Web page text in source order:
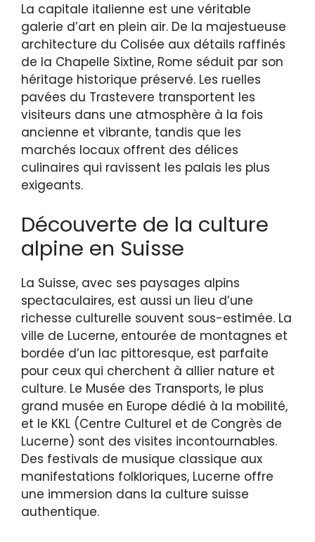
La capitale italienne est une véritable
galerie d’art en plein air. De la majestueuse
architecture du Colisée aux détails raffinés
de la Chapelle Sixtine, Rome séduit par son
héritage historique préservé. Les ruelles
pavées du Trastevere transportent les
visiteurs dans une atmosphère à la fois
ancienne et vibrante, tandis que les
marchés locaux offrent des délices
culinaires qui ravissent les palais les plus
exigeants.
Découverte de la culture
alpine en Suisse
La Suisse, avec ses paysages alpins
spectaculaires, est aussi un lieu d’une
richesse culturelle souvent sous-estimée. La
ville de Lucerne, entourée de montagnes et
bordée d’un lac pittoresque, est parfaite
pour ceux qui cherchent à allier nature et
culture. Le Musée des Transports, le plus
grand musée en Europe dédié à la mobilité,
et le KKL (Centre Culturel et de Congrès de
Lucerne) sont des visites incontournables.
Des festivals de musique classique aux
manifestations folkloriques, Lucerne offre
une immersion dans la culture suisse
authentique.